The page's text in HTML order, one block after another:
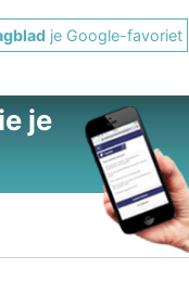
je Google-favoriet
je